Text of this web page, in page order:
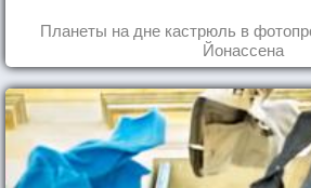
Планеты на дне кастрюль в
Йонассена